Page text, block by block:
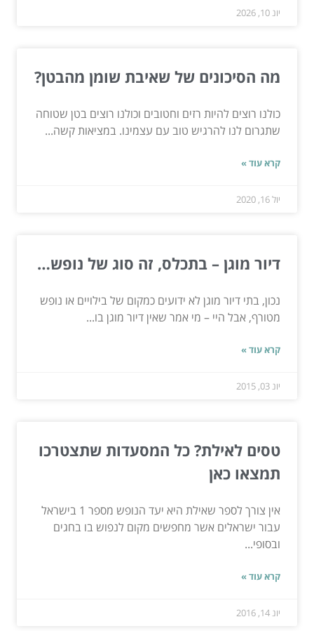
יונ 10, 2026
מה הסיכונים של שאיבת שומן מהבטן?
כולנו רוצים להיות רזים וחטובים וכולנו רוצים בטן שטוחה
שתגרום לנו להרגיש טוב עם עצמינו. במציאות קשה...
קרא עוד »
יול 16, 2020
דיור מוגן – בתכלס, זה סוג של נופש…
נכון, בתי דיור מוגן לא ידועים כמקום של בילויים או נופש
מטורף, אבל היי – מי אמר שאין דיור מוגן בו...
קרא עוד »
יונ 03, 2015
טסים לאילת? כל המסעדות שתצטרכו
תמצאו כאן
אין צורך לספר שאילת היא יעד הנופש מספר 1 בישראל
עבור ישראלים אשר מחפשים מקום לנפוש בו בחגים
ובסופי...
קרא עוד »
יונ 14, 2016